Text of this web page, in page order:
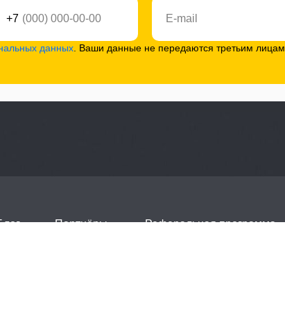
+7
данных . Ваши данные не передаются третьим лицам.
Партнёры Реферальная программа